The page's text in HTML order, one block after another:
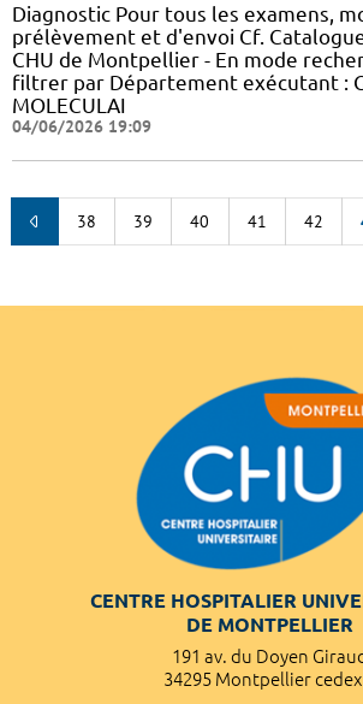
Diagnostic Pour tous les examens,
prélèvement et d'envoi Cf.
CHU de Montpellier - En mode
filtrer par Département exécutant :
MOLECULAI
04/06/2026 19:09
38 39 40 41 42
CENTRE HOSPITALIER
DE MONTPELLIER
191 av. du Doyen
34295 Montpellier